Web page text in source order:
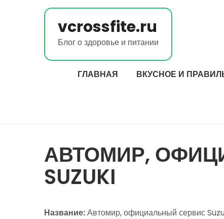
vcrossfite.ru
Блог о здоровье и питании
ГЛАВНАЯ ВКУСНОЕ И
АВТОМИР,
SUZUKI
Название:Автомир, официальный сервис